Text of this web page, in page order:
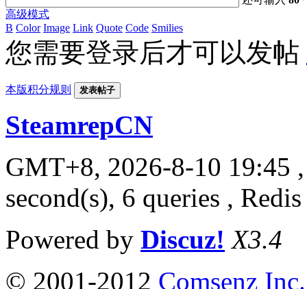
高级模式
B Color Image Link Quote Code Smilies
您需要登录后才可以发帖
本版积分规则 发表帖子
SteamrepCN
GMT+8, 2026-8-10 19:45
second(s), 6 queries ,
Powered by Discuz! X3.4
© 2001-2012 Comsenz Inc.